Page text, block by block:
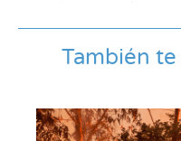
También